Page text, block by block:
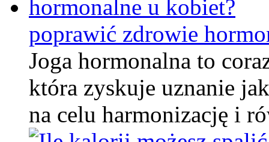
poprawić zdrowie
Joga hormonalna to
która zyskuje uznanie
na celu harmonizację i